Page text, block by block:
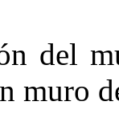
del
muro